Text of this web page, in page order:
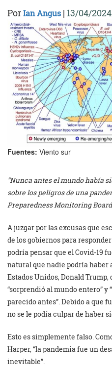
PorIan Angus | 13/04/2024
Fuentes: Viento sur
“Nunca antes el mundo había
sobre los peligros de una
Preparedness Monitoring
A juzgar por las excusas que
de los gobiernos para
podría pensar que el Covid-19
natural que nadie podría haber
Estados Unidos, Donald Trump,
“sorprendió al mundo entero” y
parecido antes”. Debido a que
no se le podía culpar de haber
Esto es simplemente falso.
Harper, “la pandemia fue un
inevitable”.